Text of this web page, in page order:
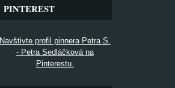
PINTEREST
Navštivte profil pinnera Petra S.
- Petra Sedláčková na
Pinterestu.